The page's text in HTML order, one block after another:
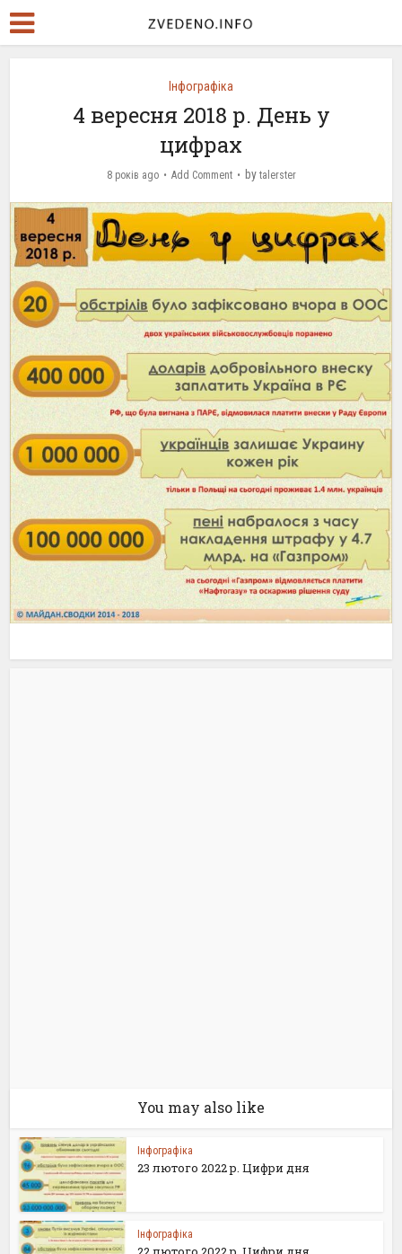
Інфографіка
4 вересня 2018 р. День у
цифрах
8 років ago Add Comment by talerster
You may also like
Інфографіка
23 лютого 2022 р. Цифри дня
Інфографіка